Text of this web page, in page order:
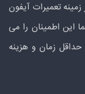
تعمیرات آیفون
این اطمینان را می
حداقل زمان و هزینه